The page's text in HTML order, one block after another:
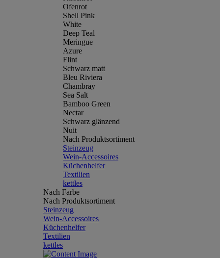
Ofenrot
Shell Pink
White
Deep Teal
Meringue
Azure
Flint
Schwarz matt
Bleu Riviera
Chambray
Sea Salt
Bamboo Green
Nectar
Schwarz glänzend
Nuit
Nach Produktsortiment
Steinzeug
Wein-Accessoires
Küchenhelfer
Textilien
kettles
Nach Farbe
Nach Produktsortiment
Steinzeug
Wein-Accessoires
Küchenhelfer
Textilien
kettles